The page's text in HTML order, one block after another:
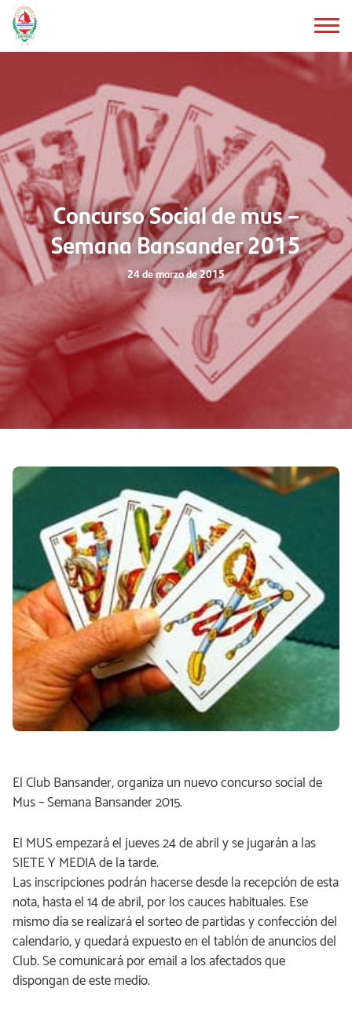
Saltar
al
contenido
Concurso Social de mus –
Semana Bansander 2015
24 de marzo de 2015
El Club Bansander, organiza un nuevo concurso social de
Mus – Semana Bansander 2015.
El MUS empezará el jueves 24 de abril y se jugarán a las
SIETE Y MEDIA de la tarde.
Las inscripciones podrán hacerse desde la recepción de esta
nota, hasta el 14 de abril, por los cauces habituales. Ese
mismo día se realizará el sorteo de partidas y confección del
calendario, y quedará expuesto en el tablón de anuncios del
Club. Se comunicará por email a los afectados que
dispongan de este medio.